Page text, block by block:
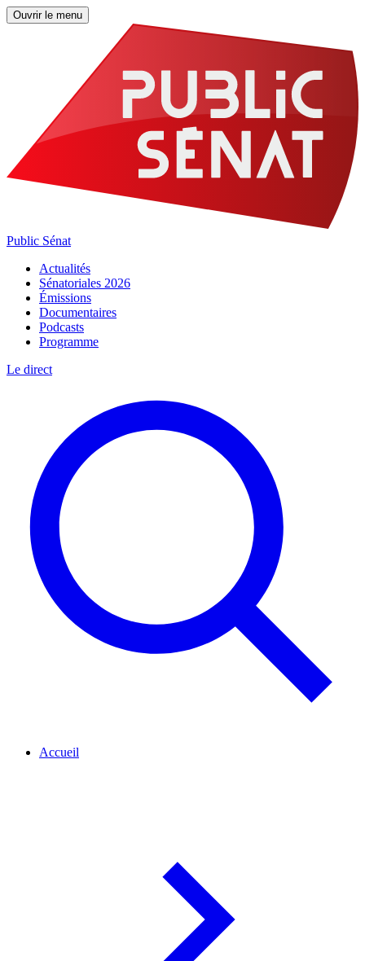
Ouvrir le menu
Public Sénat
Actualités
Sénatoriales 2026
Émissions
Documentaires
Podcasts
Programme
Le direct
Accueil